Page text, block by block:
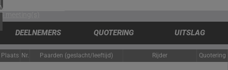
VERENIGDE STATEN
4 meeting(s)
DEELNEMERS QUOTERING UITSLAG
Plaats Nr. Paarden (geslacht/leeftijd) Rijder Quotering